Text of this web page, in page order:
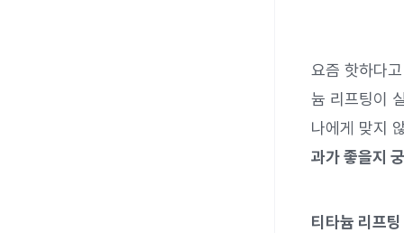
요즘 핫하다
늄 리프팅이
나에게 맞지
과가 좋을지
티타늄 리프